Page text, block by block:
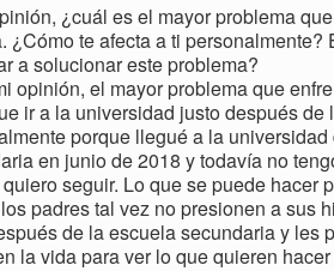
¿cuál es el mayor problema
¿Cómo te afecta a ti
a solucionar este problema?
opinión, el mayor problema que
ir a la universidad justo después
porque llegué a la
en junio de 2018 y todavía no
seguir. Lo que se puede hacer
padres tal vez no presionen a sus
de la escuela secundaria y les
la vida para ver lo que quieren